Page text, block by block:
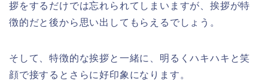
拶をするだけでは忘れられてしまいますが、挨拶が特
徴的だと後から思い出してもらえるでしょう。
そして、特徴的な挨拶と一緒に、明るくハキハキと笑
顔で接するとさらに好印象になります。